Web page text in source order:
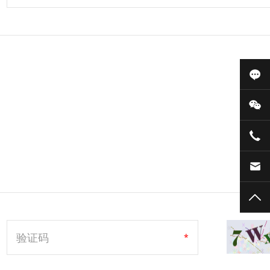
验证码 *
在
微信
TOP